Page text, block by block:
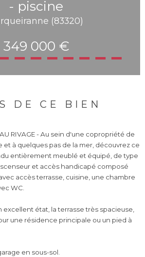
- piscine
(83320)
349 000 €
DE CE BIEN
RIVAGE - Au sein d'une copropriété de
et à quelques pas de la mer, découvrez ce
entièrement meublé et équipé, de type
et accès handicapé composé
accès terrasse, cuisine, une chambre
WC.
état, la terrasse très spacieuse,
une résidence principale ou un pied à
en sous-sol.